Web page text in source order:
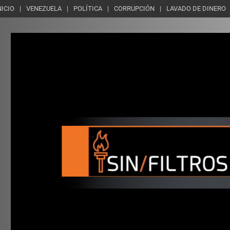
VENEZUELA POLÍTICA CORRUPCIÓN LAVADO DE DINERO